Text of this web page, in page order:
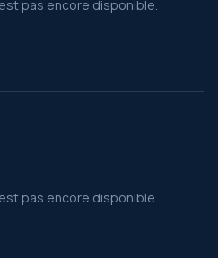
pas encore disponible.
pas encore disponible.